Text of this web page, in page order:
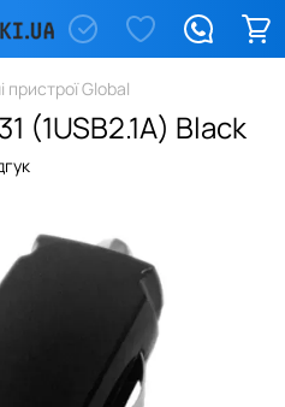
пристрої Global
(1USB2.1A) Black